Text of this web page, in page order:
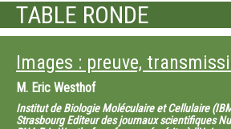
TABLE RONDE
Images : preuve,
M. Eric Westhof
Institut de Biologie Moléculaire et Cellulaire
Strasbourg Editeur des journaux scientifiques